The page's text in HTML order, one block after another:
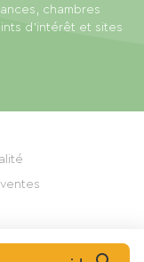
chambres
d'intérêt et sites